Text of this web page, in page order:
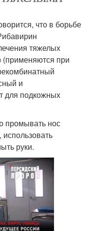
что в борьбе
тяжелых
при
и
для подкожных
промывать нос
руки.